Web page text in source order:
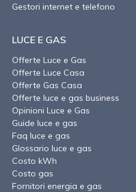
Gestori internet e telefono
LUCE E GAS
Offerte Luce e Gas
Offerte Luce Casa
Offerte Gas Casa
Offerte luce e gas business
Opinioni Luce e Gas
Guide luce e gas
Faq luce e gas
Glossario luce e gas
Costo kWh
Costo gas
Fornitori energia e gas